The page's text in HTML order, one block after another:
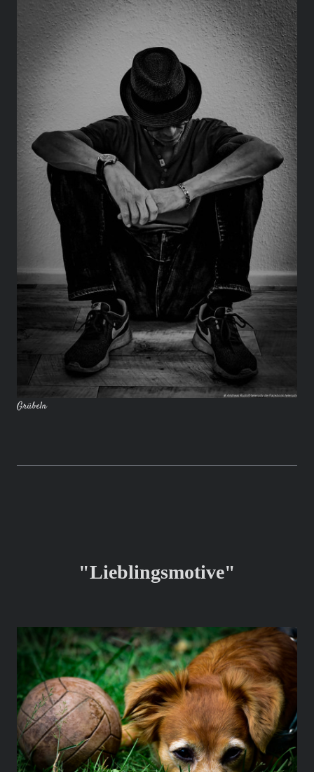
Grübeln
"Lieblingsmotive"